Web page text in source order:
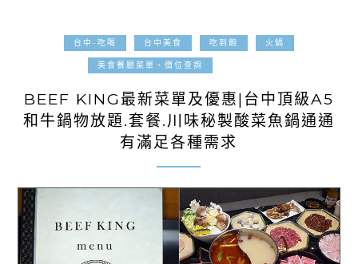
台中-吃喝 台中美食 吃到飽 火鍋
美食餐廳菜單、價位查詢
BEEF KING最新菜單及優惠|台中頂級A5
和牛鍋物放題.套餐.川味秘製酸菜魚鍋通通
有滿足各種需求